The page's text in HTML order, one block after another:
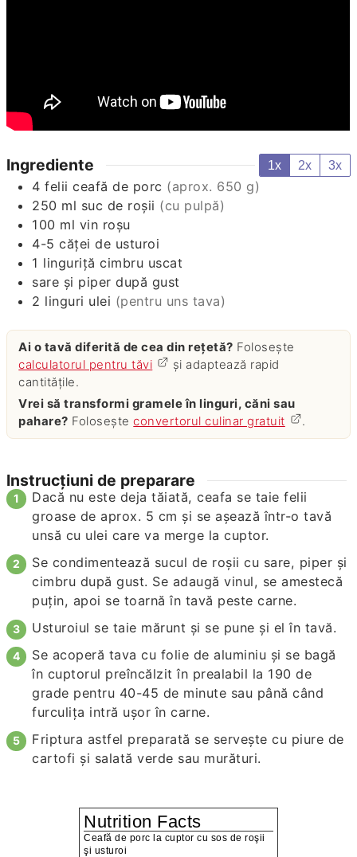
Ingrediente 1x 2x 3x
4 felii ceafă de porc (aprox. 650 g)
250 ml suc de roşii (cu pulpă)
100 ml vin roșu
4-5 căţei de usturoi
1 linguriță cimbru uscat
sare și piper după gust
2 linguri ulei (pentru uns tava)
Ai o tavă diferită de cea din rețetă? Folosește
calculatorul pentru tăvi
și adaptează rapid
cantitățile.
Vrei să transformi gramele în linguri, căni sau
pahare? Foloseșteconvertorul culinar gratuit .
Instrucțiuni de preparare
Dacă nu este deja tăiată, ceafa se taie felii
groase de aprox. 5 cm și se aşează într-o tavă
unsă cu ulei care va merge la cuptor.
Se condimentează sucul de roşii cu sare, piper şi
cimbru după gust. Se adaugă vinul, se amestecă
puțin, apoi se toarnă în tavă peste carne.
Usturoiul se taie mărunt şi se pune şi el în tavă.
Se acoperă tava cu folie de aluminiu şi se bagă
în cuptorul preîncălzit în prealabil la 190 de
grade pentru 40-45 de minute sau până când
furculiţa intră uşor în carne.
Friptura astfel preparată se serveşte cu piure de
cartofi şi salată verde sau murături.
Nutrition Facts
Ceafă de porc la cuptor cu sos de roşii
şi usturoi